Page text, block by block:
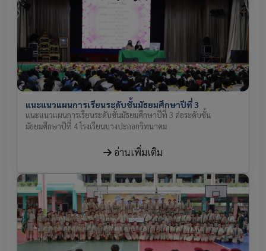
แนะแนวแผนการเรียนระดับชั้นมัธยมศึกษาปีที่ 3
แนะแนวแผนการเรียนระดับชั้นมัธยมศึกษาปีที่ 3 ต่อระดับชั้น
มัธยมศึกษาปีที่ 4 โรงเรียนบางปะกอกวิทนาคม
อ่านเพิ่มเติม